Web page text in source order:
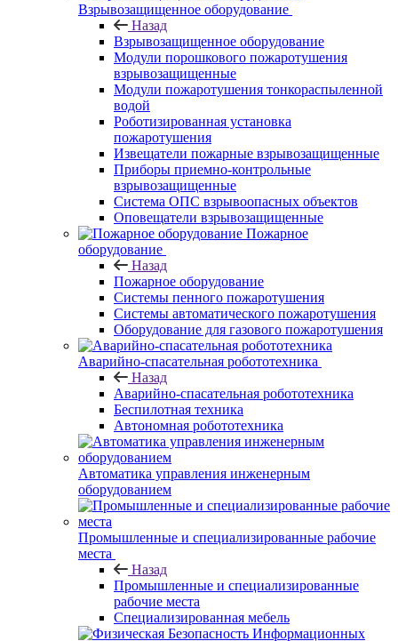
Взрывозащищенное оборудование
Назад
Взрывозащищенное оборудование
Модули порошкового пожаротушения
взрывозащищенные
Модули пожаротушения тонкораспыленной
водой
Роботизированная установка
пожаротушения
Извещатели пожарные взрывозащищенные
Приборы приемно-контрольные
взрывозащищенные
Система ОПС взрывоопасных объектов
Оповещатели взрывозащищенные
Пожарное
оборудование
Назад
Пожарное оборудование
Системы пенного пожаротушения
Системы автоматического пожаротушения
Оборудование для газового пожаротушения
Аварийно-спасательная робототехника
Назад
Аварийно-спасательная робототехника
Беспилотная техника
Автономная робототехника
Автоматика управления инженерным
оборудованием
Промышленные и специализированные рабочие
места
Назад
Промышленные и специализированные
рабочие места
Специализированная мебель